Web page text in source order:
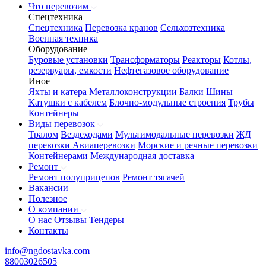
Что перевозим
Спецтехника
Спецтехника Перевозка кранов Сельхозтехника
Военная техника
Оборудование
Буровые установки Трансформаторы Реакторы Котлы,
резервуары, емкости Нефтегазовое оборудование
Иное
Яхты и катера Металлоконструкции Балки Шины
Катушки с кабелем Блочно-модульные строения Трубы
Контейнеры
Виды перевозок
Тралом Вездеходами Мультимодальные перевозки ЖД
перевозки Авиаперевозки Морские и речные перевозки
Контейнерами Международная доставка
Ремонт
Ремонт полуприцепов Ремонт тягачей
Вакансии
Полезное
О компании
О нас Отзывы Тендеры
Контакты
info@ngdostavka.com
88003026505